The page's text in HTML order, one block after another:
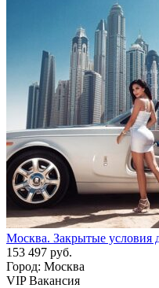
Москва. Закрытые условия
153 497 руб.
Город: Москва
VIP Вакансия